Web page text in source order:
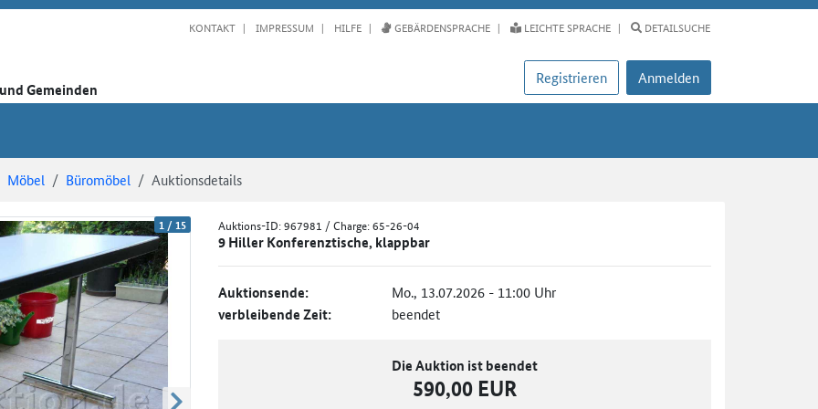
KONTAKT IMPRESSUM HILFE GEBÄRDENSPRACHE LEICHTE SPRACHE DETAILSUCHE
Gemeinden
Registrieren Anmelden
Möbel Büromöbel Auktionsdetails
1 /15 Auktions-ID:967981 / Charge: 65-26-04
9 Hiller Konferenztische, klappbar
Auktionsende: Mo., 13.07.2026 - 11:00 Uhr
verbleibende Zeit: beendet
Die Auktion ist beendet
590,00 EUR